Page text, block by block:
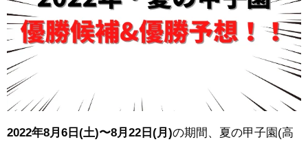
2022年8月6日(土)〜8月22日(月)の期間、夏の甲子園(高